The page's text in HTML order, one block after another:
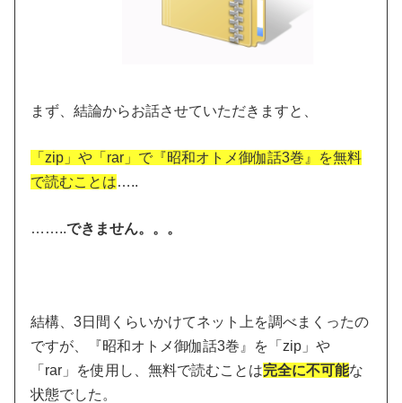
まず、結論からお話させていただきますと、
「zip」や「rar」で『昭和オトメ御伽話3巻』を無料
で読むことは…..
……..できません。。。
結構、3日間くらいかけてネット上を調べまくったの
ですが、『昭和オトメ御伽話3巻』を「zip」や
「rar」を使用し、無料で読むことは完全に不可能な
状態でした。